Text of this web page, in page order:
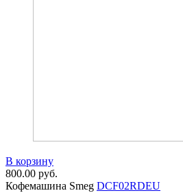
В корзину
800.00 руб.
Кофемашина Smeg DCF02RDEU